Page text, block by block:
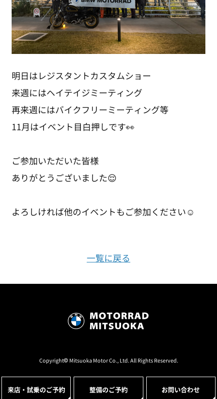
明日はレジスタントカスタムショー
来週にはヘイテイジミーティング
再来週にはバイクフリーミーティング等
11月はイベント目白押しです👀
ご参加いただいた皆様
ありがとうございました😌
よろしければ他のイベントもご参加ください☺️
一覧に戻る
Copyright© Mitsuoka Motor Co., Ltd. All Rights Reserved.